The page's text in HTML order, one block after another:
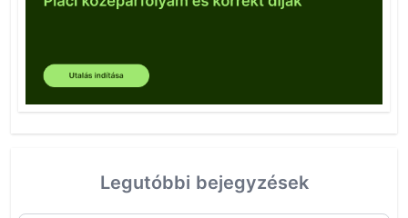
Legutóbbi bejegyzések